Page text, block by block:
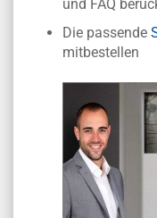
und FAQ
Die passende
mitbestellen